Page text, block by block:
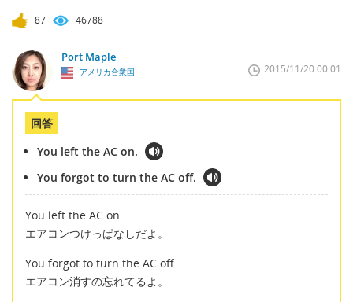
87 46788
Port Maple
アメリカ合衆国 2015/11/20 00:01
回答
You left the AC on.
You forgot to turn the AC off.
You left the AC on.
エアコンつけっぱなしだよ。
You forgot to turn the AC off.
エアコン消すの忘れてるよ。